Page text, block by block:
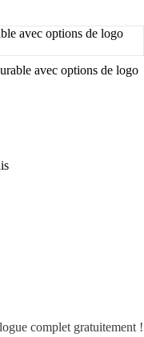
avec options de logo
complet gratuitement !